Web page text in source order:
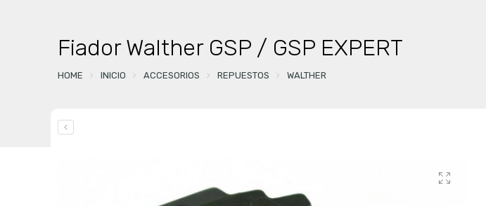
Fiador Walther GSP / GSP EXPERT
HOME INICIO ACCESORIOS REPUESTOS WALTHER